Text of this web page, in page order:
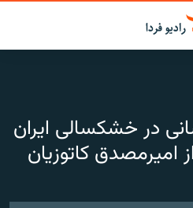
در خشکسالی ایران
امیرمصدق کاتوزیان